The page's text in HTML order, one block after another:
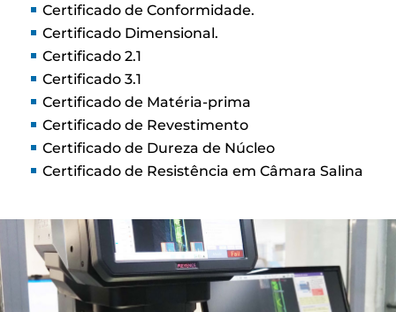
Certificado de Conformidade.
Certificado Dimensional.
Certificado 2.1
Certificado 3.1
Certificado de Matéria-prima
Certificado de Revestimento
Certificado de Dureza de Núcleo
Certificado de Resistência em Câmara Salina